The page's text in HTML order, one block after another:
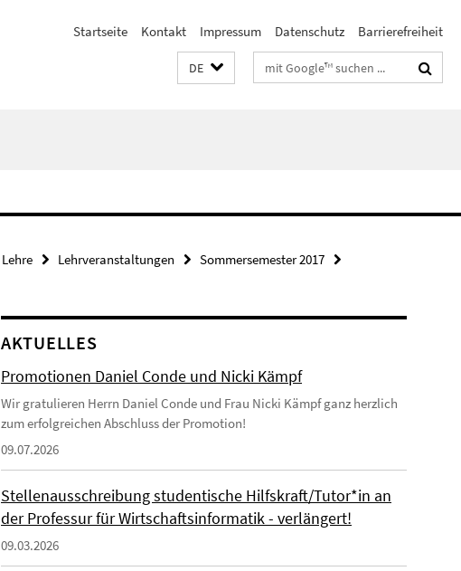
Startseite Kontakt Impressum Datenschutz Barrierefreiheit
DE Suchbegriffe
Lehre Lehrveranstaltungen
Sommersemester 2017
AKTUELLES
Promotionen Daniel Conde und Nicki Kämpf
Wir gratulieren Herrn Daniel Conde und Frau Nicki Kämpf ganz herzlich
zum erfolgreichen Abschluss der Promotion!
09.07.2026
Stellenausschreibung studentische Hilfskraft/Tutor*in an
der Professur für Wirtschaftsinformatik - verlängert!
09.03.2026